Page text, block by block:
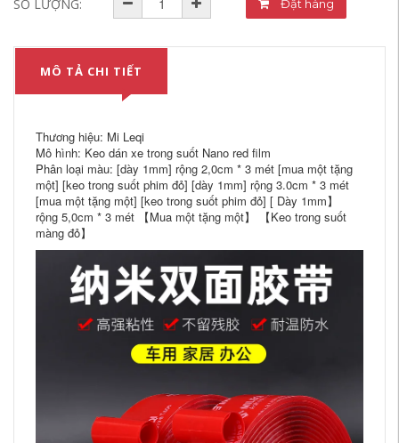
SỐ LƯỢNG: Đặt hàng
MÔ TẢ CHI TIẾT
Thương hiệu: Mi Leqi
Mô hình: Keo dán xe trong suốt Nano red film
Phân loại màu: [dày 1mm] rộng 2,0cm * 3 mét [mua một tặng
một] [keo trong suốt phim đỏ] [dày 1mm] rộng 3.0cm * 3 mét
[mua một tặng một] [keo trong suốt phim đỏ] [ Dày 1mm】
rộng 5,0cm * 3 mét 【Mua một tặng một】 【Keo trong suốt
màng đỏ】